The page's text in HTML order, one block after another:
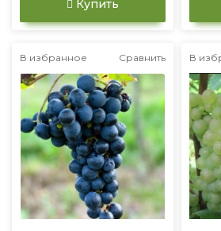
Купить
В избранное Сравнить В